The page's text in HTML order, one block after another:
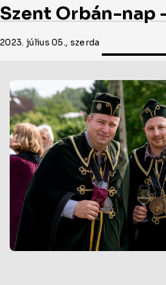
Szent Orbán-nap
2023. július 05., szerda
cikkjeinek
listája